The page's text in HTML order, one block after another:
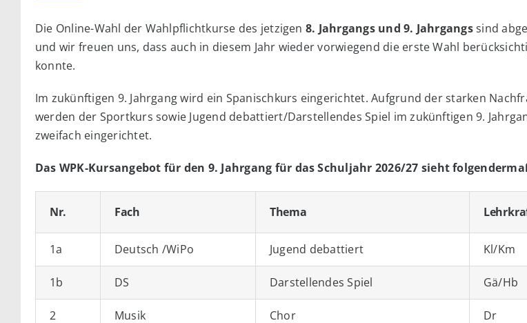
Die Online-Wahl der Wahlpflichtkurse des jetzigen 8. Jahrgangs und 9. Jahrgangssind
und wir freuen uns, dass auch in diesem Jahr wieder vorwiegend die erste Wahl
konnte.
Im zukünftigen 9. Jahrgang wird ein Spanischkurs eingerichtet. Aufgrund der starken
werden der Sportkurs sowie Jugend debattiert/Darstellendes Spiel im zukünftigen 9.
zweifach eingerichtet.
Das WPK-Kursangebot für den 9. Jahrgang für das Schuljahr 2026/27 sieht
Nr. Fach Thema
1a Deutsch /WiPo Jugend debattiert Kl/Km
1b DS Darstellendes Spiel Gä/Hb
2 Musik Chor Dr